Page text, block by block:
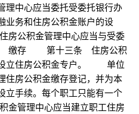
理中心应当委托受委托银行办
业务和住房公积金账户的设
公积金管理中心应当与受委
章 缴存 第十三条 住房公积
设立住房公积金专户。 单位
住房公积金缴存登记，并为本
立手续。每个职工只能有一个
管理中心应当建立职工住房